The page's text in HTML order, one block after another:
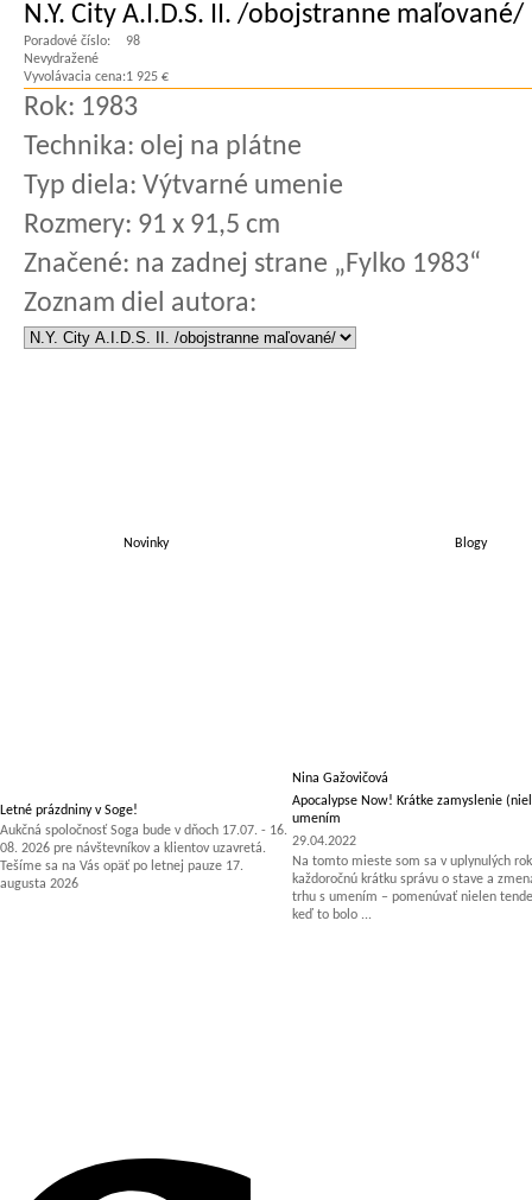
N.Y. City A.I.D.S. II. /obojstranne maľované/
Poradové číslo:
98
Nevydražené
Vyvolávacia cena:1 925 €
Rok: 1983
Technika: olej na plátne
Typ diela: Výtvarné umenie
Rozmery: 91 x 91,5 cm
Značené: na zadnej strane „Fylko 1983“
Zoznam diel autora:
Novinky Blogy
Letné prázdniny v Soge!
Aukčná spoločnosť Soga bude v dňoch 17.07. - 16.
08. 2026 pre návštevníkov a klientov uzavretá.
Tešíme sa na Vás opäť po letnej pauze 17.
augusta 2026
Nina Gažovičová
Apocalypse Now! Krátke zamyslenie
umením
29.04.2022
Na tomto mieste som sa v uplynulých
každoročnú krátku správu o stave a
trhu s umením – pomenúvať nielen
keď to bolo ...